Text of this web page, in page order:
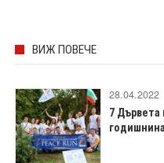
ВИЖ ПОВЕЧЕ
28.04.2022
7 Дървета